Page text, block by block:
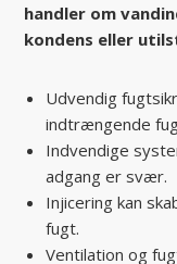
handler om
kondens eller
Udvendig
indtrængende
Indvendige
adgang er svær.
Injicering kan
fugt.
Ventilation og